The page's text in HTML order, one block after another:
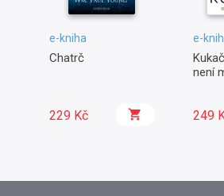
e-kniha
Chatrč
229 Kč
e-
není
249